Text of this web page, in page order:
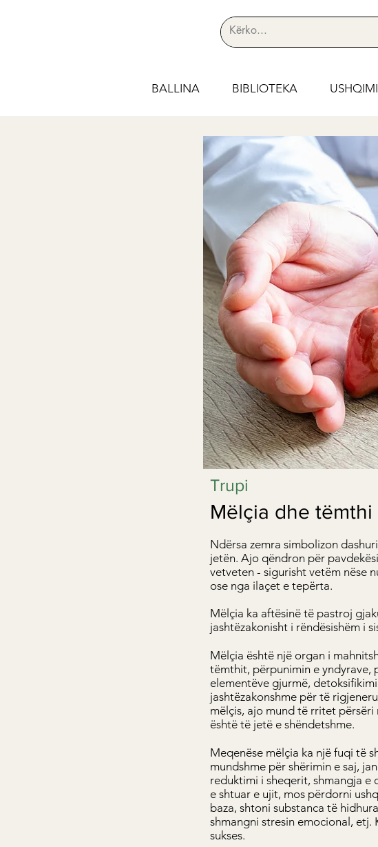
BALLINA BIBLIOTEKA USHQIMI
Trupi
Mëlçia dhe tëmthi
Ndërsa zemra simbolizon
jetën. Ajo qëndron për
vetveten - sigurisht vetëm nëse
ose nga ilaçet e tepërta.
Mëlçia ka aftësinë të pastroj
jashtëzakonisht i rëndësishëm i
Mëlçia është një organ i
tëmthit, përpunimin e yndyrave,
elementëve gjurmë,
jashtëzakonshme për të
mëlçis, ajo mund të rritet
është të jetë e shëndetshme.
Meqenëse mëlçia ka një fuqi të
mundshme për shërimin e saj,
reduktimi i sheqerit, shmangja e
e shtuar e ujit, mos përdorni
baza, shtoni substanca të
shmangni stresin emocional, etj.
sukses.